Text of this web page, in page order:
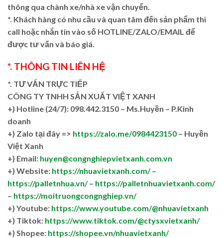
thông qua chành xe/nhà xe vận chuyển.
*. Khách hàng có nhu cầu và quan tâm đến sản phẩm thì
call hoặc nhắn tin vào số HOTLINE/ZALO/EMAIL để
được tư vấn và báo giá.
*. THÔNG TIN LIÊN HỆ
*. TƯ VẤN TRỰC TIẾP
CÔNG TY TNHH SẢN XUẤT VIỆT XANH
+) Hotline (24/7): 098.442.3150 – Ms.Huyền – P.Kinh
doanh
+) Zalo tại đây => https://zalo.me/0984423150 – Huyền
Việt Xanh
+) Email: huyen@congnghiepvietxanh.com.vn
+) Website: https://nhuavietxanh.com/–
https://palletnhua.vn/– https://palletnhuavietxanh.com/
– https://moitruongcongnghiep.vn/
+) Youtube: https://www.youtube.com/@nhuavietxanh
+) Tiktok: https://www.tiktok.com/@ctysxvietxanh/
+) Shopee: https://shopee.vn/nhuavietxanh/